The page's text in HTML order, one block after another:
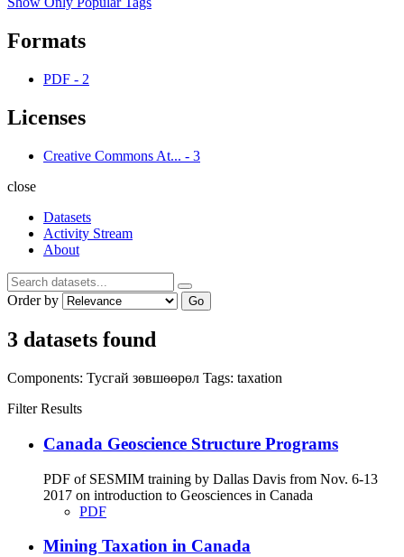
Formats
PDF - 2
Licenses
Creative Commons At... - 3
close
Datasets
Activity Stream
About
Order by Go
3 datasets found
Components: Тусгай зөвшөөрөл Tags: taxation
Filter Results
Canada Geoscience Structure Programs
PDF of SESMIM training by Dallas Davis from Nov. 6-13
2017 on introduction to Geosciences in Canada
PDF
Mining Taxation in Canada